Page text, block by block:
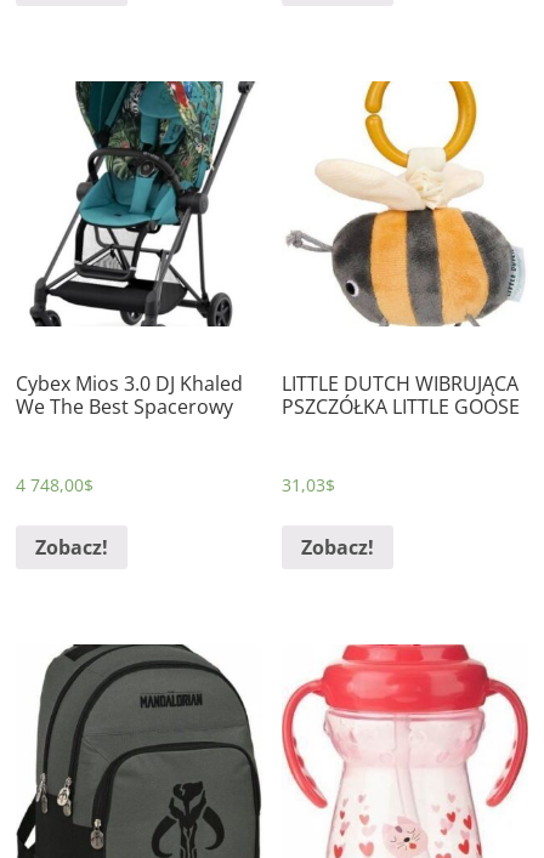
Cybex Mios 3.0 DJ Khaled
We The Best Spacerowy
4 748,00$
Zobacz!
LITTLE DUTCH WIBRUJĄCA
PSZCZÓŁKA LITTLE GOOSE
31,03$
Zobacz!